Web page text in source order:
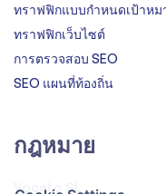
ทราฟฟิกแบบกำหนดเป้าห
ทราฟฟิกเว็บไซต์
การตรวจสอบ SEO
SEO แผนที่ท้องถิ่น
กฎหมาย
Vocato SL